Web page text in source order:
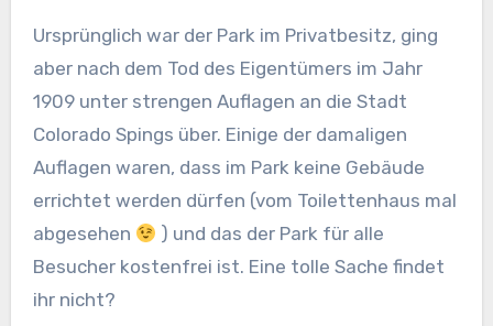
Ursprünglich war der Park im Privatbesitz, ging
aber nach dem Tod des Eigentümers im Jahr
1909 unter strengen Auflagen an die Stadt
Colorado Spings über. Einige der damaligen
Auflagen waren, dass im Park keine Gebäude
errichtet werden dürfen (vom Toilettenhaus mal
abgesehen
) und das der Park für alle
Besucher kostenfrei ist. Eine tolle Sache findet
ihr nicht?